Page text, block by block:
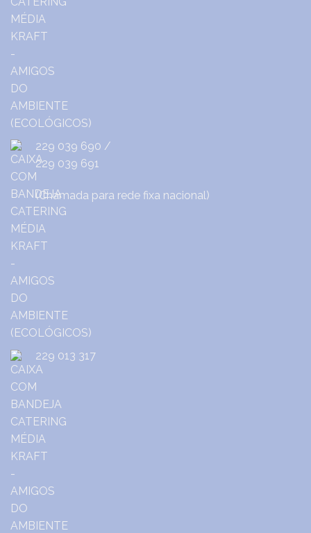
229 039 690 /
229 039 691
(Chamada para rede fixa nacional)
229 013 317